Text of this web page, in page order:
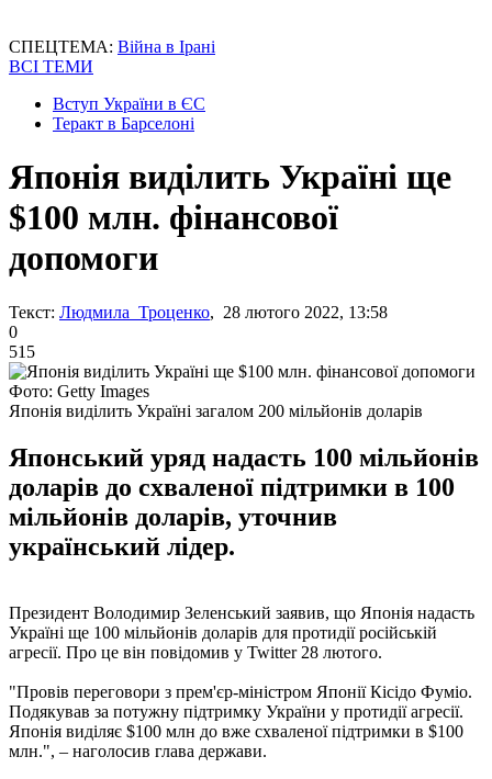
СПЕЦТЕМА: Війна в Ірані
ВСІ ТЕМИ
Вступ України в ЄС
Теракт в Барселоні
Японія виділить Україні ще
$100 млн. фінансової
допомоги
Текст: Людмила Троценко, 28 лютого 2022, 13:58
0
515
Фото: Getty Images
Японія виділить Україні загалом 200 мільйонів доларів
Японський уряд надасть 100 мільйонів
доларів до схваленої підтримки в 100
мільйонів доларів, уточнив
український лідер.
Президент Володимир Зеленський заявив, що Японія надасть
Україні ще 100 мільйонів доларів для протидії російській
агресії. Про це він повідомив у Twitter 28 лютого.
"Провів переговори з прем'єр-міністром Японії Кісідо Фуміо.
Подякував за потужну підтримку України у протидії агресії.
Японія виділяє $100 млн до вже схваленої підтримки в $100
млн.", – наголосив глава держави.